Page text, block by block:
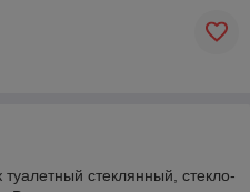
стеклянный, стекло-